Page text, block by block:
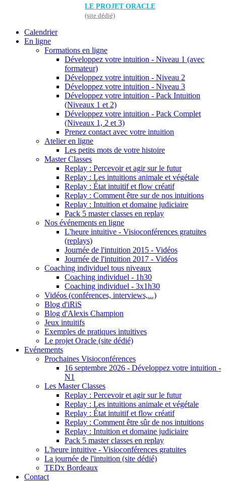
LE PROJET ORACLE
(site dédié)
Calendrier
En ligne
Formations en ligne
Développez votre intuition - Niveau 1 (avec
formateur)
Développez votre intuition - Niveau 2
Développez votre intuition - Niveau 3
Développez votre intuition - Pack Intuition
(Niveaux 1 et 2)
Développez votre intuition - Pack Complet
(Niveaux 1, 2 et 3)
Prenez contact avec votre intuition
Atelier en ligne
Les petits mots de votre histoire
Master Classes
Replay : Percevoir et agir sur le futur
Replay : Les intuitions animale et végétale
Replay : État intuitif et flow créatif
Replay : Comment être sur de nos intuitions
Replay : Intuition et domaine judiciaire
Pack 5 master classes en replay
Nos événements en ligne
L'heure intuitive - Visioconférences gratuites
(replays)
Journée de l'intuition 2015 - Vidéos
Journée de l'intuition 2017 - Vidéos
Coaching individuel tous niveaux
Coaching individuel - 1h30
Coaching individuel - 3x1h30
Vidéos (conférences, interviews,...)
Blog d'iRiS
Blog d'Alexis Champion
Jeux intuitifs
Exemples de pratiques intuitives
Le projet Oracle (site dédié)
Evénements
Prochaines Visioconférences
16 septembre 2026 - Développez votre intuition -
N1
Les Master Classes
Replay : Percevoir et agir sur le futur
Replay : Les intuitions animale et végétale
Replay : État intuitif et flow créatif
Replay : Comment être sûr de nos intuitions
Replay : Intuition et domaine judiciaire
Pack 5 master classes en replay
L'heure intuitive - Visioconférences gratuites
La journée de l'intuition (site dédié)
TEDx Bordeaux
Contact